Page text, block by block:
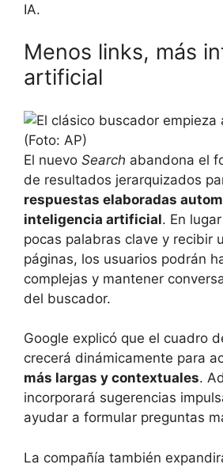
IA.
Menos links, más
artificial
El nuevo Search abandona el
de resultados jerarquizados
respuestas elaboradas
inteligencia artificial. En
pocas palabras clave y recibir
páginas, los usuarios podrán
complejas y mantener
del buscador.
Google explicó que el cuadro
crecerá dinámicamente para
más largas y contextuales.
incorporará sugerencias
ayudar a formular preguntas
La compañía también